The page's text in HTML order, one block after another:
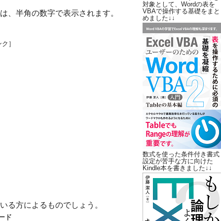
、半角の数字で表示されます。
］
る方によるものでしょう。
ド
対象として、Wordの表を
VBAで操作する基礎をまと
めました↓↓
数式を使った条件付き書式
設定が苦手な方に向けた
Kindle本を書きました↓↓